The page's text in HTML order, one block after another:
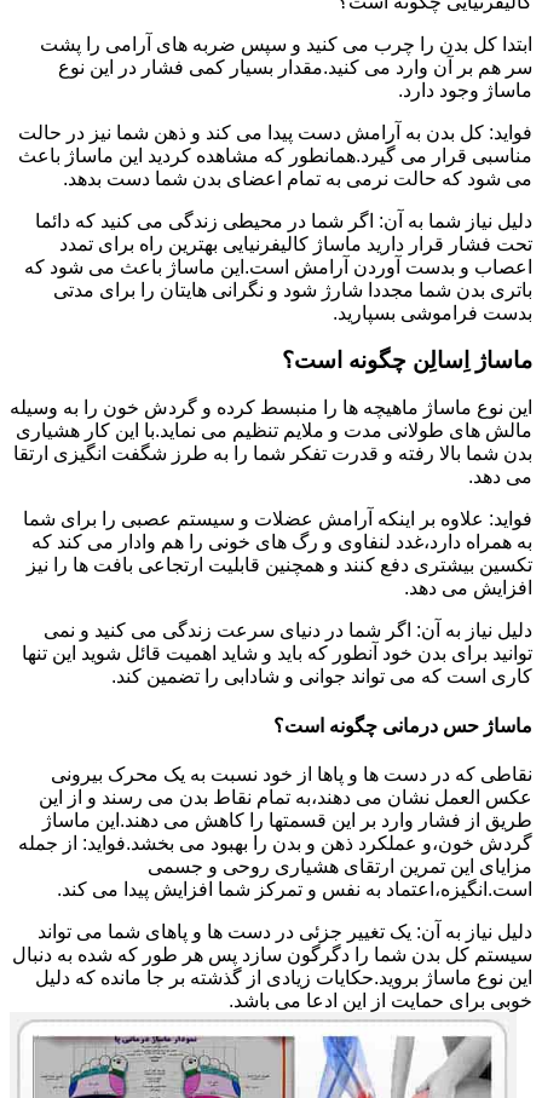
ابتدا کل بدن را چرب می کنید و سپس ضربه های آرامی را پشت
سر هم بر آن وارد می کنید.مقدار بسیار کمی فشار در این نوع
ماساژ وجود دارد.
فواید: کل بدن به آرامش دست پیدا می کند و ذهن شما نیز در حالت
مناسبی قرار می گیرد.همانطور که مشاهده کردید این ماساژ باعث
می شود که حالت نرمی به تمام اعضای بدن شما دست بدهد.
دلیل نیاز شما به آن: اگر شما در محیطی زندگی می کنید که دائما
تحت فشار قرار دارید ماساژ کالیفرنیایی بهترین راه برای تمدد
اعصاب و بدست آوردن آرامش است.این ماساژ باعث می شود که
باتری بدن شما مجددا شارژ شود و نگرانی هایتان را برای مدتی
بدست فراموشی بسپارید.
ماساژ اِسالِن چگونه است؟
این نوع ماساژ ماهیچه ها را منبسط کرده و گردش خون را به وسیله
مالش های طولانی مدت و ملایم تنظیم می نماید.با این کار هشیاری
بدن شما بالا رفته و قدرت تفکر شما را به طرز شگفت انگیزی ارتقا
می دهد.
فواید: علاوه بر اینکه آرامش عضلات و سیستم عصبی را برای شما
به همراه دارد،غدد لنفاوی و رگ های خونی را هم وادار می کند که
تکسین بیشتری دفع کنند و همچنین قابلیت ارتجاعی بافت ها را نیز
افزایش می دهد.
دلیل نیاز به آن: اگر شما در دنیای سرعت زندگی می کنید و نمی
توانید برای بدن خود آنطور که باید و شاید اهمیت قائل شوید این تنها
کاری است که می تواند جوانی و شادابی را تضمین کند.
ماساژ حس درمانی چگونه است؟
نقاطی که در دست ها و پاها از خود نسبت به یک محرک بیرونی
عکس العمل نشان می دهند،به تمام نقاط بدن می رسند و از این
طریق از فشار وارد بر این قسمتها را کاهش می دهند.این ماساژ
گردش خون،و عملکرد ذهن و بدن را بهبود می بخشد.فواید: از جمله
مزایای این تمرین ارتقای هشیاری روحی و جسمی
است.انگیزه،اعتماد به نفس و تمرکز شما افزایش پیدا می کند.
دلیل نیاز به آن: یک تغییر جزئی در دست ها و پاهای شما می تواند
سیستم کل بدن شما را دگرگون سازد پس هر طور که شده به دنبال
این نوع ماساژ بروید.حکایات زیادی از گذشته بر جا مانده که دلیل
خوبی برای حمایت از این ادعا می باشد.